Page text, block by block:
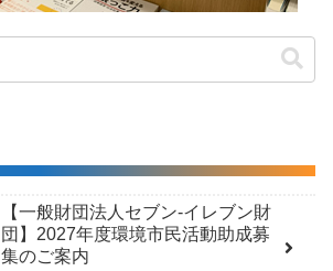
【一般財団法人セブン-イレブン財
団】2027年度環境市民活動助成募
集のご案内